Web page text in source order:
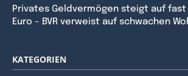
Privates Geldvermögen steigt auf fast
Euro – BVR verweist auf schwachen
KATEGORIEN